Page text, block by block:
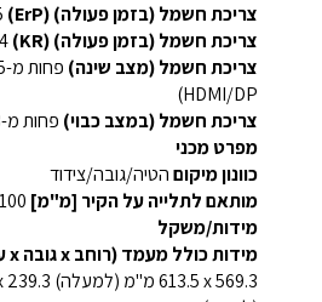
צריכת חשמל (בזמן פעולה) (ErP)
צריכת חשמל (בזמן פעולה) ‏(KR)
צריכת חשמל (מצב שינה)
HDMI/DP)
צריכת חשמל (במצב כבוי) פחות מ-0.3 ואט
מפרט מכני
כוונון מיקוםהטיה/גובה/צידוד
מותאם לתלייה על הקיר [מ"מ]
מידות/משקל
מידות כולל מעמד (רוחב x גובה x עומק) [מ"מ]